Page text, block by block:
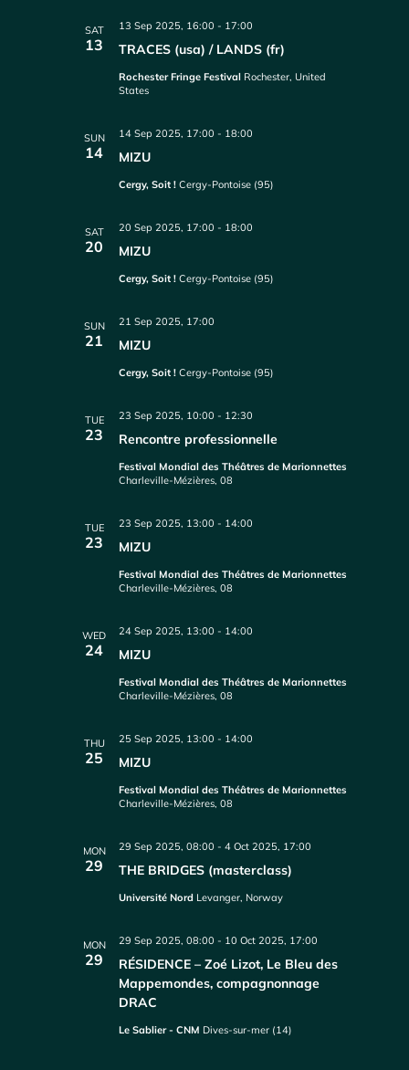
SAT
13 TRACES (usa) / LANDS (fr)
13 Sep 2025, 16:00 - 17:00
Rochester Fringe Festival Rochester, United
States
SUN
14 MIZU
14 Sep 2025, 17:00 - 18:00
Cergy, Soit !Cergy-Pontoise (95)
SAT
20 MIZU
20 Sep 2025, 17:00 - 18:00
Cergy, Soit !Cergy-Pontoise (95)
SUN
21 MIZU
21 Sep 2025, 17:00
Cergy, Soit !Cergy-Pontoise (95)
TUE
23 Rencontre professionnelle
23 Sep 2025, 10:00 - 12:30
Festival Mondial des Théâtres de Marionnettes
Charleville-Mézières, 08
TUE
23 MIZU
23 Sep 2025, 13:00 - 14:00
Festival Mondial des Théâtres de Marionnettes
Charleville-Mézières, 08
WED
24 MIZU
24 Sep 2025, 13:00 - 14:00
Festival Mondial des Théâtres de Marionnettes
Charleville-Mézières, 08
THU
25 MIZU
25 Sep 2025, 13:00 - 14:00
Festival Mondial des Théâtres de Marionnettes
Charleville-Mézières, 08
MON
29 THE BRIDGES (masterclass)
29 Sep 2025, 08:00 -4 Oct 2025, 17:00
Université Nord Levanger, Norway
MON
29
RÉSIDENCE – Zoé Lizot, Le Bleu des
Mappemondes, compagnonnage
DRAC
29 Sep 2025, 08:00 - 10 Oct 2025, 17:00
Le Sablier - CNM Dives-sur-mer (14)